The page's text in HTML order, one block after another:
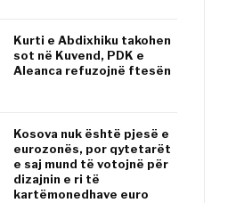
Kurti e Abdixhiku takohen
sot në Kuvend, PDK e
Aleanca refuzojnë ftesën
Kosova nuk është pjesë e
eurozonës, por qytetarët
e saj mund të votojnë për
dizajnin e ri të
kartëmonedhave euro